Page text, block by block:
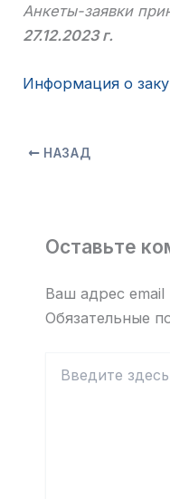
Анкеты-заявки
27.12.2023 г.
Информация о
НАЗАД
Оставьте
Ваш адрес email
Обязательные
здесь...